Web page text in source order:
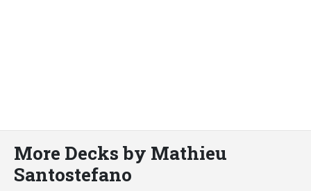
More Decks by Mathieu
Santostefano